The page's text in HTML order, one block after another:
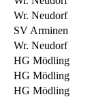
Wr. Neudorf
SV Arminen
Wr. Neudorf
HG Mödling
HG Mödling
HG Mödling